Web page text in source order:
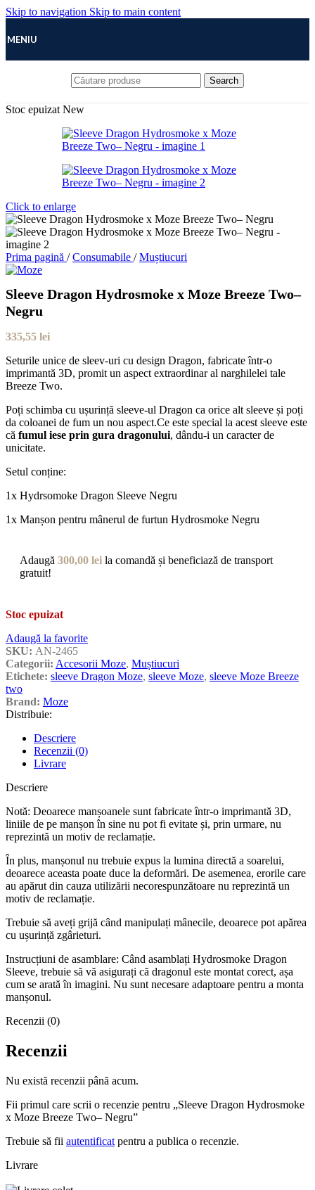
Skip to navigation Skip to main content
MENIU
Search
Stoc epuizat New
Click to enlarge
Prima pagină / Consumabile / Muștiucuri
Sleeve Dragon Hydrosmoke x Moze Breeze Two–
Negru
335,55 lei
Seturile unice de sleev-uri cu design Dragon, fabricate într-o
imprimantă 3D, promit un aspect extraordinar al narghilelei tale
Breeze Two.
Poți schimba cu ușurință sleeve-ul Dragon ca orice alt sleeve și poți
da coloanei de fum un nou aspect.Ce este special la acest sleeve este
că fumul iese prin gura dragonului, dându-i un caracter de
unicitate.
Setul conține:
1x Hydrsomoke Dragon Sleeve Negru
1x Manșon pentru mânerul de furtun Hydrosmoke Negru
Adaugă 300,00 lei la comandă și beneficiază de transport
gratuit!
Stoc epuizat
Adaugă la favorite
SKU: AN-2465
Categorii: Accesorii Moze, Muștiucuri
Etichete: sleeve Dragon Moze, sleeve Moze, sleeve Moze Breeze
two
Brand: Moze
Distribuie:
Descriere
Recenzii (0)
Livrare
Descriere
Notă: Deoarece manșoanele sunt fabricate într-o imprimantă 3D,
liniile de pe manșon în sine nu pot fi evitate și, prin urmare, nu
reprezintă un motiv de reclamație.
În plus, manșonul nu trebuie expus la lumina directă a soarelui,
deoarece aceasta poate duce la deformări. De asemenea, erorile care
au apărut din cauza utilizării necorespunzătoare nu reprezintă un
motiv de reclamație.
Trebuie să aveți grijă când manipulați mânecile, deoarece pot apărea
cu ușurință zgârieturi.
Instrucțiuni de asamblare: Când asamblați Hydrosmoke Dragon
Sleeve, trebuie să vă asigurați că dragonul este montat corect, așa
cum se arată în imagini. Nu sunt necesare adaptoare pentru a monta
manșonul.
Recenzii (0)
Recenzii
Nu există recenzii până acum.
Fii primul care scrii o recenzie pentru „Sleeve Dragon Hydrosmoke
x Moze Breeze Two– Negru”
Trebuie să fii autentificat pentru a publica o recenzie.
Livrare